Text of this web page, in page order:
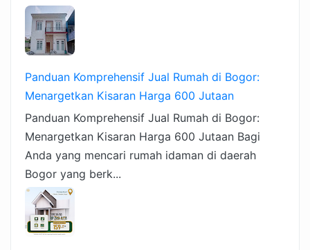
Panduan Komprehensif Jual Rumah di Bogor:
Menargetkan Kisaran Harga 600 Jutaan
Panduan Komprehensif Jual Rumah di Bogor:
Menargetkan Kisaran Harga 600 Jutaan Bagi
Anda yang mencari rumah idaman di daerah
Bogor yang berk...